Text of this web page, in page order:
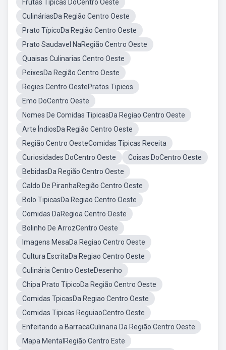
Frutas Típicas DoCentro Oeste
CulináriasDa Região Centro Oeste
Prato TípicoDa Região Centro Oeste
Prato Saudavel NaRegião Centro Oeste
Quaisas Culinarias Centro Oeste
PeixesDa Região Centro Oeste
Regies Centro OestePratos Tipicos
Emo DoCentro Oeste
Nomes De Comidas TipicasDa Regiao Centro Oeste
Arte ÍndiosDa Região Centro Oeste
Região Centro OesteComidas Típicas Receita
Curiosidades DoCentro Oeste
Coisas DoCentro Oeste
BebidasDa Região Centro Oeste
Caldo De PiranhaRegião Centro Oeste
Bolo TipicasDa Regiao Centro Oeste
Comidas DaRegioa Centro Oeste
Bolinho De ArrozCentro Oeste
Imagens MesaDa Regiao Centro Oeste
Cultura EscritaDa Regiao Centro Oeste
Culinária Centro OesteDesenho
Chipa Prato TípicoDa Região Centro Oeste
Comidas TpicasDa Regiao Centro Oeste
Comidas Tipicas ReguiaoCentro Oeste
Enfeitando a BarracaCulinaria Da Região Centro Oeste
Mapa MentalRegião Centro Este